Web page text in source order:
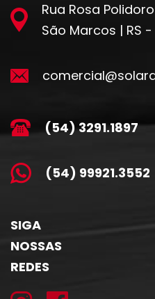
Rua Rosa Polidoro
São Marcos | RS -
(54) 3291.1897
(54) 99921.3552
SIGA
NOSSAS
REDES